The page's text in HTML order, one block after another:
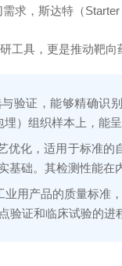
求，斯达特（
工具，更是推动靶
验证，能够精确识
）组织样本上，能
优化，适用于标准的
础。其检测性能在
业用产品的质量标准
验证和临床试验的进